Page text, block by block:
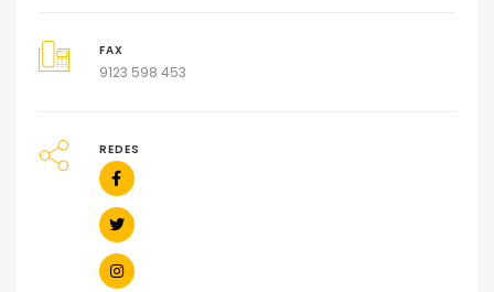
FAX
9123 598 453
REDES